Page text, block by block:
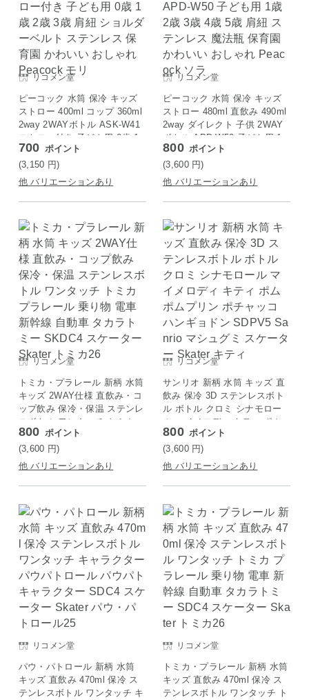
リコメン堂
ピーコック 水筒 保冷 キッズ
ストロー 400ml コップ 360ml
2way 2WAYボトル ASK-W41
ストロー付き 子ども用 0歳 1
歳 2歳 3歳 肩紐 ショルダーベ
ルト ステンレス 保育園 かわ
いい おしゃれ Peacock モリ
700 ポイント
(3,150 円)
他 バリエーションあり
リコメン堂
ピーコック 水筒 保冷 キッズ
ストロー 480ml 直飲み 490ml
2way ダイレクト 子供 2WAY
ボトル APD-W50 子ども用 1
歳 2歳 3歳 4歳 5歳 肩紐 ステ
ンレス 魔法瓶 保育園 かわい
い おしゃれ Peacock ソラ
800 ポイント
(3,600 円)
他 バリエーションあり
リコメン堂
トミカ・プラレール 新柄 水筒
キッズ 2WAY仕様 直飲み・コ
ップ飲み 保冷・保温 ステンレ
スボトル ワンタッチ トミカ
プラレール 乗り物 電車 新幹
線 自動車 タカラトミー SKDC
4 スケーター Skater トミカ26
800 ポイント
(3,600 円)
他 バリエーションあり
リコメン堂
サンリオ 新柄 水筒 キッズ 直
飲み 保冷 3D ステンレスボト
ル ボトル クロミ シナモロー
ル マイメロディ キティ ポム
ポムプリン ポチャッコ ハンギ
ョドン SDPV5 Sanrio マシュ
グミ スケーター Skater キテ
800 ポイント
(3,600 円)
他 バリエーションあり
リコメン堂
パウ・パトロール 新柄 水筒
キッズ 直飲み 470ml 保冷 ス
テンレスボトル ワンタッチ キ
リコメン堂
トミカ・プラレール 新柄 水筒
キッズ 直飲み 470ml 保冷 ス
テンレスボトル ワンタッチ ト